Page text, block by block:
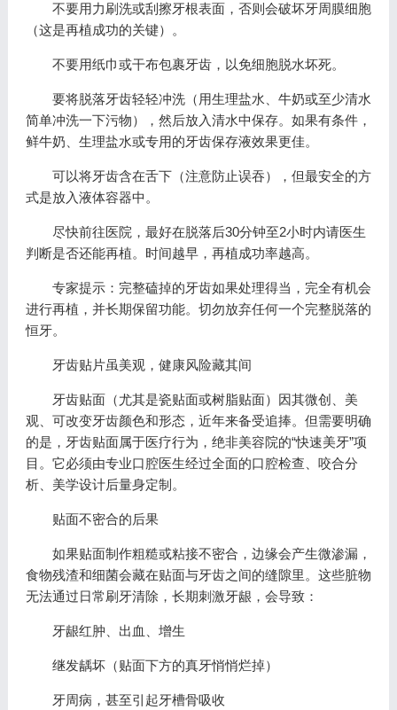
不要用力刷洗或刮擦牙根表面，否则会破坏牙周膜细胞
（这是再植成功的关键）。
不要用纸巾或干布包裹牙齿，以免细胞脱水坏死。
要将脱落牙齿轻轻冲洗（用生理盐水、牛奶或至少清水
简单冲洗一下污物），然后放入清水中保存。如果有条件，
鲜牛奶、生理盐水或专用的牙齿保存液效果更佳。
可以将牙齿含在舌下（注意防止误吞），但最安全的方
式是放入液体容器中。
尽快前往医院，最好在脱落后30分钟至2小时内请医生
判断是否还能再植。时间越早，再植成功率越高。
专家提示：完整磕掉的牙齿如果处理得当，完全有机会
进行再植，并长期保留功能。切勿放弃任何一个完整脱落的
恒牙。
牙齿贴片虽美观，健康风险藏其间
牙齿贴面（尤其是瓷贴面或树脂贴面）因其微创、美
观、可改变牙齿颜色和形态，近年来备受追捧。但需要明确
的是，牙齿贴面属于医疗行为，绝非美容院的“快速美牙”项
目。它必须由专业口腔医生经过全面的口腔检查、咬合分
析、美学设计后量身定制。
贴面不密合的后果
如果贴面制作粗糙或粘接不密合，边缘会产生微渗漏，
食物残渣和细菌会藏在贴面与牙齿之间的缝隙里。这些脏物
无法通过日常刷牙清除，长期刺激牙龈，会导致：
牙龈红肿、出血、增生
继发龋坏（贴面下方的真牙悄悄烂掉）
牙周病，甚至引起牙槽骨吸收